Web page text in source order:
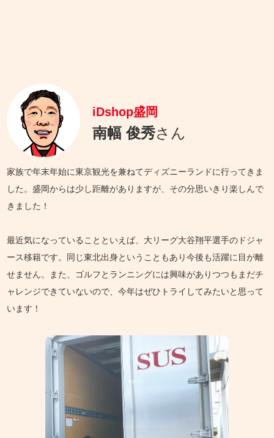
iDshop盛岡
南幅 俊秀さん
家族で年末年始に東京観光を兼ねてディズニーランドに行ってきま
した。盛岡からは少し距離がありますが、その分思いきり楽しんで
きました！
最近気になっていることといえば、大リーグ大谷翔平選手のドジャ
ース移籍です。同じ東北出身ということもあり今後も活躍に目が離
せません。また、ゴルフとランニングには興味がありつつもまだチ
ャレンジできていないので、今年はぜひトライしてみたいと思って
います！